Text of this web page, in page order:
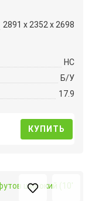
2891 x 2352 x 2698
HC
Б/У
17.9
КУПИТЬ